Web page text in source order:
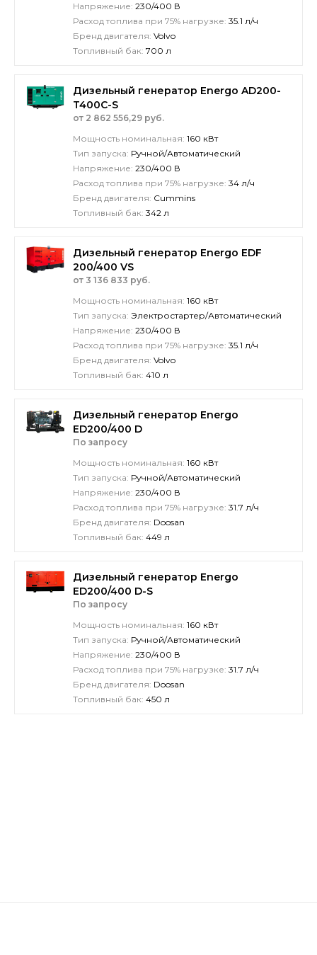
Напряжение: 230/400 В
Расход топлива при 75% нагрузке: 35.1 л/ч
Бренд двигателя: Volvo
Топливный бак: 700 л
Дизельный генератор Energo AD200-
T400C-S
от 2 862 556,29 руб.
Мощность номинальная: 160 кВт
Тип запуска: Ручной/Автоматический
Напряжение: 230/400 В
Расход топлива при 75% нагрузке: 34 л/ч
Бренд двигателя: Cummins
Топливный бак: 342 л
Дизельный генератор Energo EDF
200/400 VS
от 3 136 833 руб.
Мощность номинальная: 160 кВт
Тип запуска: Электростартер/Автоматический
Напряжение: 230/400 В
Расход топлива при 75% нагрузке: 35.1 л/ч
Бренд двигателя: Volvo
Топливный бак: 410 л
Дизельный генератор Energo
ED200/400 D
По запросу
Мощность номинальная: 160 кВт
Тип запуска: Ручной/Автоматический
Напряжение: 230/400 В
Расход топлива при 75% нагрузке: 31.7 л/ч
Бренд двигателя: Doosan
Топливный бак: 449 л
Дизельный генератор Energo
ED200/400 D-S
По запросу
Мощность номинальная: 160 кВт
Тип запуска: Ручной/Автоматический
Напряжение: 230/400 В
Расход топлива при 75% нагрузке: 31.7 л/ч
Бренд двигателя: Doosan
Топливный бак: 450 л